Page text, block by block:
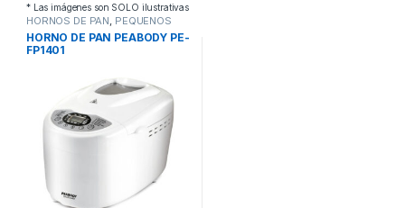
* Las imágenes son SOLO ilustrativas
HORNOS DE PAN, PEQUEÑOS
ELECTRODOMESTICOS
HORNO DE PAN PEABODY PE-
FP1401